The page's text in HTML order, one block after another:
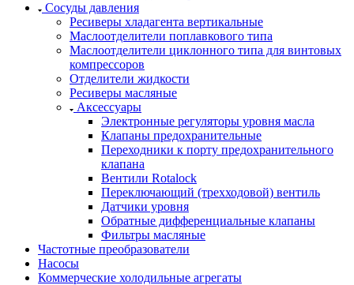
Сосуды давления
Ресиверы хладагента вертикальные
Маслоотделители поплавкового типа
Маслоотделители циклонного типа для винтовых
компрессоров
Отделители жидкости
Ресиверы масляные
Аксессуары
Электронные регуляторы уровня масла
Клапаны предохранительные
Переходники к порту предохранительного
клапана
Вентили Rotalock
Переключающий (трехходовой) вентиль
Датчики уровня
Обратные дифференциальные клапаны
Фильтры масляные
Частотные преобразователи
Насосы
Коммерческие холодильные агрегаты